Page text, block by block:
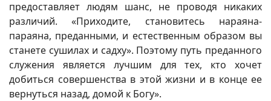
предоставляет людям шанс, не проводя никаких
различий. «Приходите, становитесь нараяна-
параяна, преданными, и естественным образом вы
станете сушилах и садху». Поэтому путь преданного
служения является лучшим для тех, кто хочет
добиться совершенства в этой жизни и в конце ее
вернуться назад, домой к Богу».